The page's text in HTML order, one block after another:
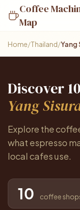
Coffee
Map
Home/Thailand/Yang
Discover
Yang
Explore the
what espresso
local cafes use.
10 coffee